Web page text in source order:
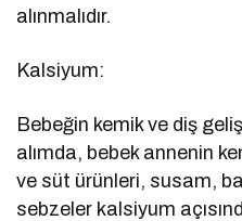
alınmalıdır.
Kalsiyum:
Bebeğin kemik ve diş
alımda, bebek annenin
ve süt ürünleri, susam,
sebzeler kalsiyum